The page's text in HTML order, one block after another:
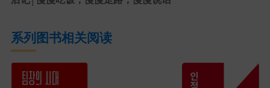
系列图书相关阅读